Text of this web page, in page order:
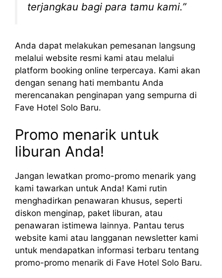
terjangkau bagi para tamu kami.”
Anda dapat melakukan pemesanan langsung
melalui website resmi kami atau melalui
platform booking online terpercaya. Kami akan
dengan senang hati membantu Anda
merencanakan penginapan yang sempurna di
Fave Hotel Solo Baru.
Promo menarik untuk
liburan Anda!
Jangan lewatkan promo-promo menarik yang
kami tawarkan untuk Anda! Kami rutin
menghadirkan penawaran khusus, seperti
diskon menginap, paket liburan, atau
penawaran istimewa lainnya. Pantau terus
website kami atau langganan newsletter kami
untuk mendapatkan informasi terbaru tentang
promo-promo menarik di Fave Hotel Solo Baru.